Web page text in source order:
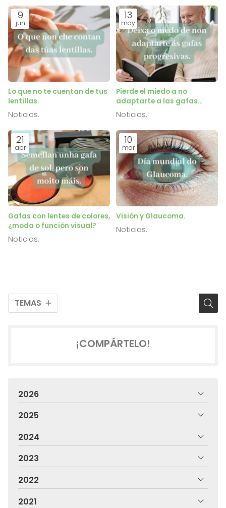
TEMAS
9
jun
Lo que no te cuentan de tus
lentillas.
Noticias.
13
may
Pierde el miedo a no
adaptarte a las gafas
progresivas.
Noticias.
21
abr
Gafas con lentes de colores,
¿moda o función visual?
Noticias.
10
mar
Visión y Glaucoma.
Noticias.
¡COMPÁRTELO!
2026
2025
2024
2023
2022
2021